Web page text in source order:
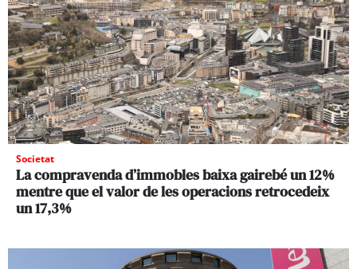
Societat
La compravenda d’immobles baixa gairebé un 12%
mentre que el valor de les operacions retrocedeix
un 17,3%